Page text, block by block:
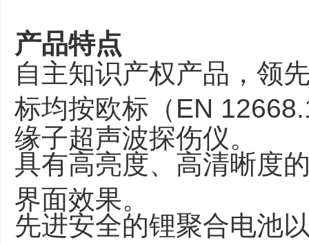
产品特点
自主知识产权产品，领
标均按欧标（EN
缘子超声波探伤仪。
具有高亮度、高清晰度
界面效果。
先进安全的锂聚合电池